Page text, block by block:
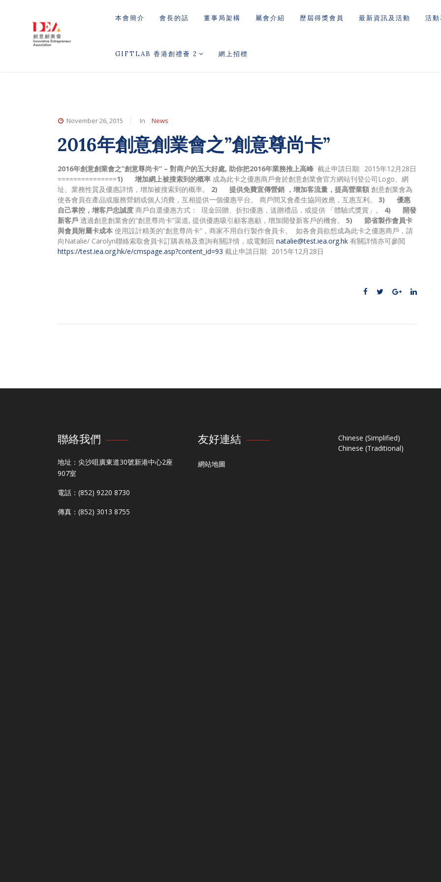
本會簡介 會長的話 董事局架構 屬會介紹 歷屆得獎會員 最新資訊及活動 活動
GIFTLAB 香港創禮薈 2 網上招標
November 26, 2015 In News
2016年創意創業會之”創意尊尚卡”
2016年創意創業會之”創意尊尚卡” – 對商户的五大好處, 助你把2016年業務推上高峰 截止申請日期: 2015年12月28日
===============1) 增加網上被搜索到的概率 成為此卡之優惠商戶會於創意創業會官方網站刊登公司Logo、網
址、業務性質及優惠詳情，增加被搜索到的概率。 2) 提供免費宣傳營銷 ，增加客流量，提高營業額 創意創業會為
使各會員在產品或服務營銷或個人消費，互相提供一個優惠平台。 商戶間又會產生協同效應，互惠互利。 3) 優惠
自己掌控，增客戶忠誠度 商戶自選優惠方式： 現金回贈、折扣優惠，送贈禮品，或提供 「體驗式獎賞」。 4) 開發
新客戶 透過創意創業會的”創意尊尚卡”渠道, 提供優惠吸引顧客惠顧，增加開發新客戶的機會。 5) 節省製作會員卡
與會員附屬卡成本 使用設計精美的”創意尊尚卡”，商家不用自行製作會員卡。 如各會員欲想成為此卡之優惠商戶，請
向Natalie/ Carolyn聯絡索取會員卡訂購表格及查詢有關詳情，或電郵回 natalie@test.iea.org.hk 有關詳情亦可參閲
https://test.iea.org.hk/e/cmspage.asp?content_id=93 截止申請日期: 2015年12月28日
聯絡我們
地址：尖沙咀廣東道30號新港中心2座
907室
電話：(852) 9220 8730
傳真：(852) 3013 8755
友好連結
網站地圖
Chinese (Simplified)
Chinese (Traditional)